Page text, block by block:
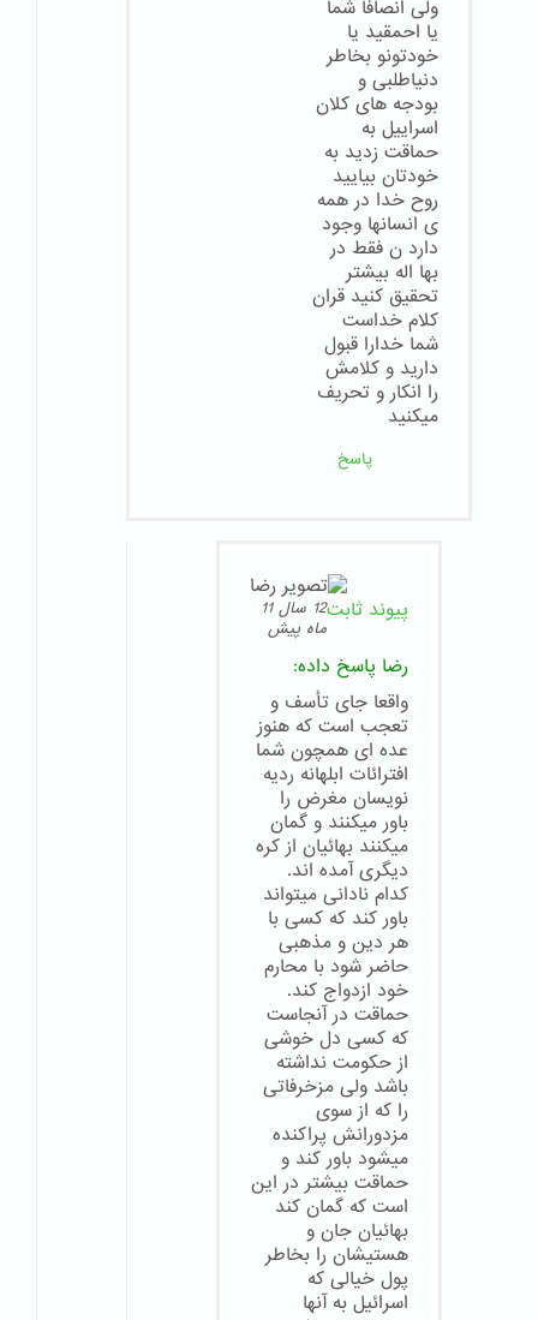
ولی انصافا شما
یا احمقید یا
خودتونو بخاطر
دنیاطلبی و
بودجه های کلان
اسراییل به
حماقت زدید به
خودتان بیایید
روح خدا در همه
ی انسانها وجود
دارد ن فقط در
بها اله بیشتر
تحقیق کنید قران
کلام خداست
شما خدارا قبول
دارید و کلامش
را انکار و تحریف
میکنید
پاسخ
پیوند ثابت
12 سال 11
ماه پیش
رضا پاسخ داده:
واقعا جای تأسف و
تعجب است که هنوز
عده ای همچون شما
افترائات ابلهانه ردیه
نویسان مغرض را
باور میکنند و گمان
میکنند بهائیان از کره
دیگری آمده اند.
کدام نادانی میتواند
باور کند که کسی با
هر دین و مذهبی
حاضر شود با محارم
خود ازدواج کند.
حماقت در آنجاست
که کسی دل خوشی
از حکومت نداشته
باشد ولی مزخرفاتی
را که از سوی
مزدورانش پراکنده
میشود باور کند و
حماقت بیشتر در این
است که گمان کند
بهائیان جان و
هستیشان را بخاطر
پول خیالی که
اسرائیل به آنها